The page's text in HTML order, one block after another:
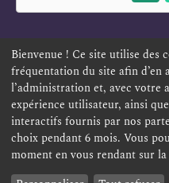
ESPACE PERSONNEL
TÉLÉSERVICES
ACCESSIBILITÉ
MENTIONS
Bienvenue ! Ce site utilise des
fréquentation du site afin
l’administration et, avec votre
expérience utilisateur, ainsi
interactifs fournis par nos
choix pendant 6 mois. Vous
moment en vous rendant sur la